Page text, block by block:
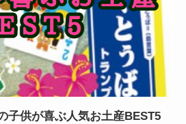
子供が喜ぶ人気お土産BEST5